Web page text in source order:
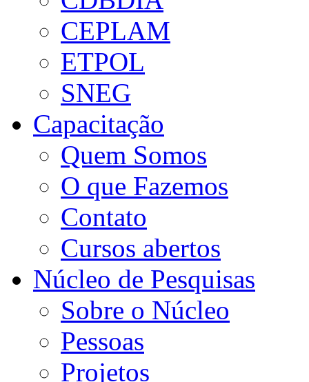
CEPLAM
ETPOL
SNEG
Capacitação
Quem Somos
O que Fazemos
Contato
Cursos abertos
Núcleo de Pesquisas
Sobre o Núcleo
Pessoas
Projetos